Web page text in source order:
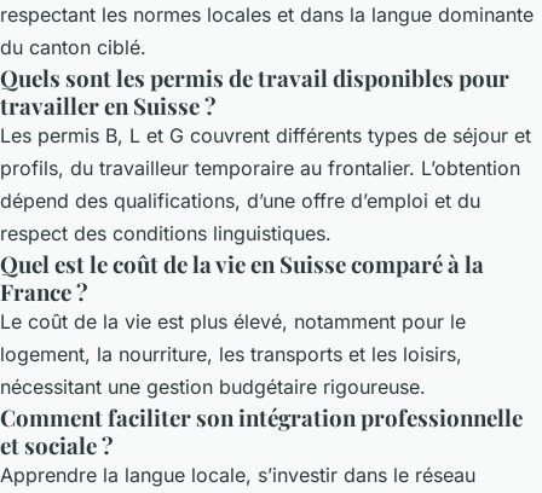
respectant les normes locales et dans la langue dominante
du canton ciblé.
Quels sont les permis de travail disponibles pour
travailler en Suisse ?
Les permis B, L et G couvrent différents types de séjour et
profils, du travailleur temporaire au frontalier. L’obtention
dépend des qualifications, d’une offre d’emploi et du
respect des conditions linguistiques.
Quel est le coût de la vie en Suisse comparé à la
France ?
Le coût de la vie est plus élevé, notamment pour le
logement, la nourriture, les transports et les loisirs,
nécessitant une gestion budgétaire rigoureuse.
Comment faciliter son intégration professionnelle
et sociale ?
Apprendre la langue locale, s’investir dans le réseau